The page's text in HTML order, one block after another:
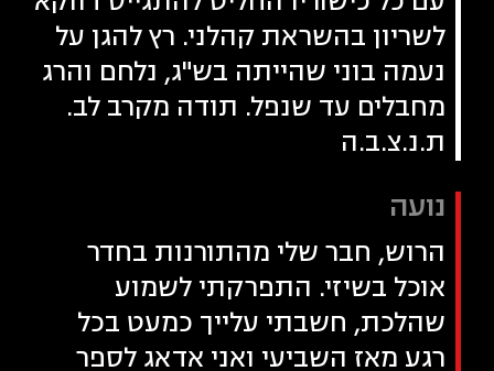
לשריון בהשראת קהלני. רץ להגן על
נעמה בוני שהייתה בש"ג, נלחם והרג
מחבלים עד שנפל. תודה מקרב לב.
ת.נ.צ.ב.ה
נועה
הרוש, חבר שלי מהתורנות בחדר
אוכל בשיזי. התפרקתי לשמוע
שהלכת, חשבתי עלייך כמעט בכל
רגע מאז השביעי ואני אדאג לספר